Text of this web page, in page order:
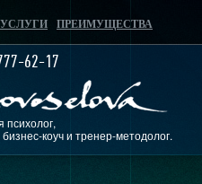
УСЛУГИ
ПРЕИМУЩЕСТВА
коуч и тренер-методолог.
62-17